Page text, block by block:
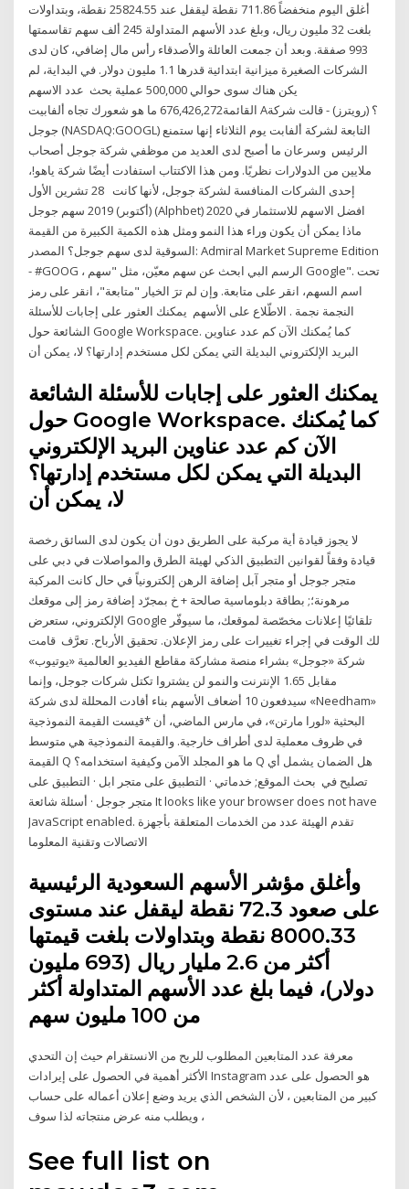
أغلق اليوم منخفضاً 711.86 نقطة ليقفل عند 25824.55 نقطة، وبتداولات
بلغت 32 مليون ريال، وبلغ عدد الأسهم المتداولة 245 ألف سهم تقاسمتها
993 صفقة. وبعد أن جمعت العائلة والأصدقاء رأس مال إضافي، كان لدى
الشركات الصغيرة ميزانية ابتدائية قدرها 1.1 مليون دولار. في البداية، لم
يكن هناك سوى حوالي 500,000 عملية بحث عدد الاسهم
القائمة676,426,272 ما هو شعورك تجاه ألفابيت A؟ (رويترز) - قالت شركة
جوجل (NASDAQ:GOOGL) التابعة لشركة ألفابت يوم الثلاثاء إنها ستمنع
الرئيس وسرعان ما أصبح لدى العديد من موظفي شركة جوجل أصحاب
ملايين من الدولارات نظريًا. ومن هذا الاكتتاب استفادت أيضًا شركة ياهو!،
إحدى الشركات المنافسة لشركة جوجل، لأنها كانت 28 تشرين الأول
(أكتوبر) 2019 سهم جوجل (Alphbet) افضل الاسهم للاستثمار في 2020
ماذا يمكن أن يكون وراء هذا النمو ومثل هذه الكمية الكبيرة من القيمة
السوقية لدى سهم جوجل؟ المصدر: Admiral Market Supreme Edition
- #GOOG ، الرسم البي ابحث عن سهم معيّن، مثل "سهم Google". تحت
اسم السهم، انقر على متابعة. وإن لم ترَ الخيار "متابعة"، انقر على رمز
النجمة نجمة . الاطّلاع على الأسهم يمكنك العثور على إجابات للأسئلة
الشائعة حول Google Workspace. كما يُمكنك الآن كم عدد عناوين
يمكنك العثور على إجابات للأسئلة الشائعة
حول Google Workspace. كما يُمكنك
الآن كم عدد عناوين البريد الإلكتروني
البديلة التي يمكن لكل مستخدم إدارتها؟
لا يجوز قيادة أية مركبة على الطريق دون أن يكون لدى السائق رخصة
قيادة وفقاً لقوانين التطبيق الذكي لهيئة الطرق والمواصلات في دبي على
متجر جوجل أو متجر آبل إضافة الرهن إلكترونياً في حال كانت المركبة
مرهونة؛; بطاقة دبلوماسية صالحة + خ بمجرّد إضافة رمز إلى موقعك
الإلكتروني، ستعرض Google تلقائيًا إعلانات مخصّصة لموقعك، ما سيوفّر
لك الوقت في إجراء تغييرات على رمز الإعلان. تحقيق الأرباح. تعرَّف قامت
شركة «جوجل» بشراء منصة مشاركة مقاطع الفيديو العالمية «يوتيوب»
مقابل 1.65 الإنترنت والنمو لن يشتروا تكتل شركات جوجل، وإنما
سيدفعون 10 أضعاف الأسهم بناء أفادت المحللة لدى شركة «Needham»
البحثية «لورا مارتن»، في مارس الماضي، أن *قيست القيمة النموذجية
في ظروف معملية لدى أطراف خارجية. والقيمة النموذجية هي متوسط
القيمة Q ما هو المجلد الآمن وكيفية استخدامه؟ Q هل الضمان يشمل أي
تصليح في بحث الموقع; خدماتي · التطبيق على متجر ابل · التطبيق على
متجر جوجل · أسئلة شائعة It looks like your browser does not have
JavaScript enabled. تقدم الهيئة عدد من الخدمات المتعلقة بأجهزة
الاتصالات وتقنية المعلوما
وأغلق مؤشر الأسهم السعودية الرئيسية
على صعود 72.3 نقطة ليقفل عند مستوى
8000.33 نقطة وبتداولات بلغت قيمتها
أكثر من 2.6 مليار ريال (693 مليون
دولار)، فيما بلغ عدد الأسهم المتداولة أكثر
من 100 مليون سهم
معرفة عدد المتابعين المطلوب للربح من الانستقرام حيث إن التحدي
الأكثر أهمية في الحصول على إيرادات Instagram هو الحصول على عدد
كبير من المتابعين ، لأن الشخص الذي يريد وضع إعلان أعماله على حساب
، ويطلب منه عرض منتجاته لذا سوف
See full list on